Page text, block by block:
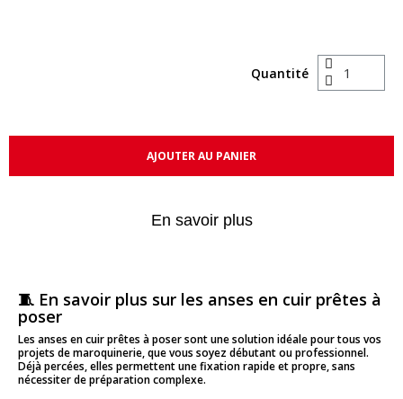
Quantité
AJOUTER AU PANIER
En savoir plus
🧵 En savoir plus sur les anses en cuir prêtes à
poser
Les anses en cuir prêtes à poser sont une solution idéale pour tous vos
projets de maroquinerie, que vous soyez débutant ou professionnel.
Déjà percées, elles permettent une fixation rapide et propre, sans
nécessiter de préparation complexe.